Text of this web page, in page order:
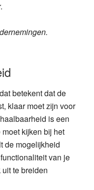
betekent dat de
klaar moet zijn voor
is een
kijken bij het
de mogelijkheid
van je
te breiden